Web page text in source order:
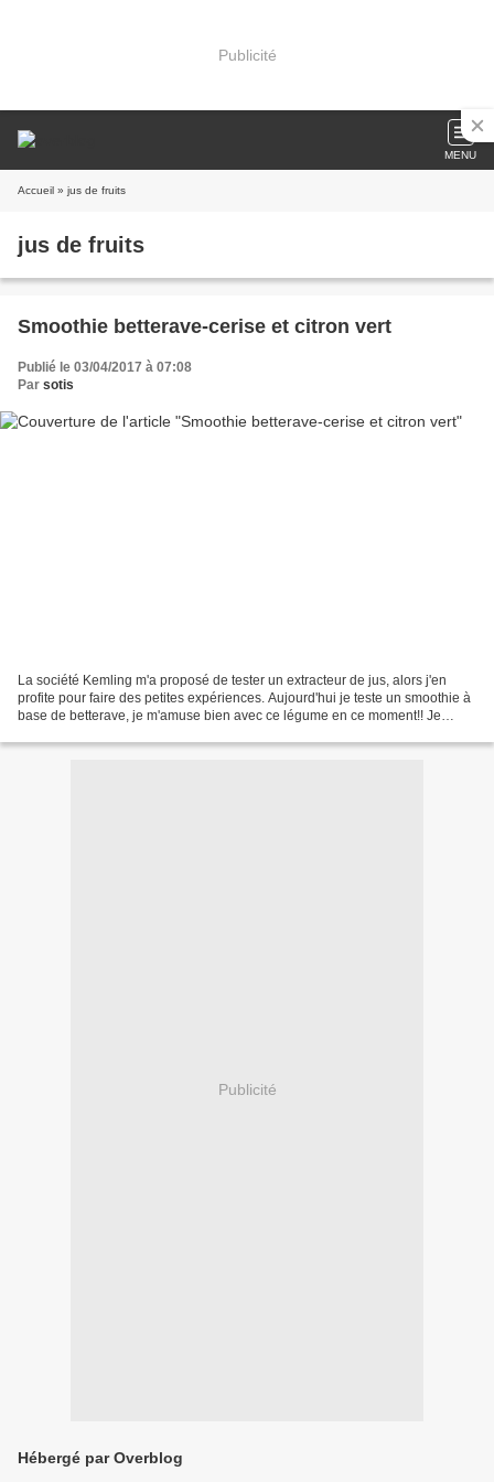
Publicité
MENU
Accueil » jus de fruits
jus de fruits
Smoothie betterave-cerise et citron vert
Publié le 03/04/2017 à 07:08
Par sotis
La société Kemling m'a proposé de tester un extracteur de jus, alors j'en
profite pour faire des petites expériences. Aujourd'hui je teste un smoothie à
base de betterave, je m'amuse bien avec ce légume en ce moment!! Je
Publicité
Hébergé par Overblog